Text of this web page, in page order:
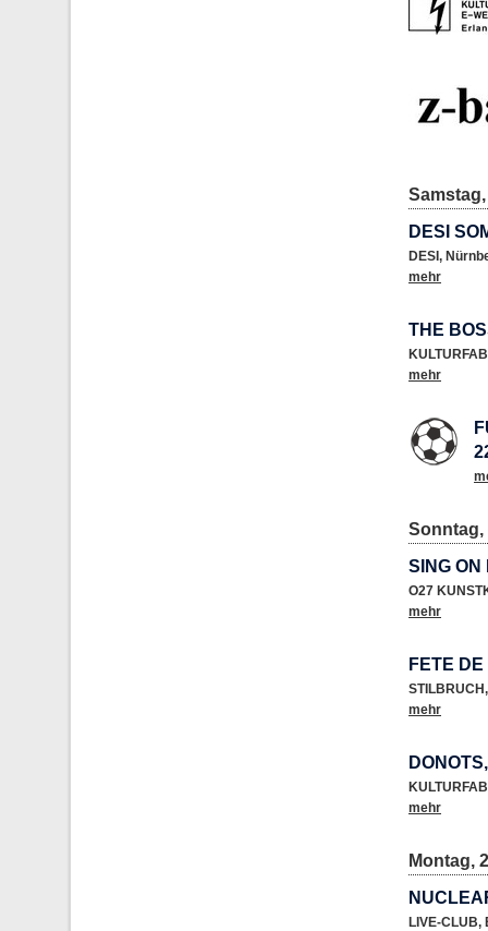
DESI
DESI ,
mehr
THE
mehr
Sonntag,
SING
O27
mehr
FETE
STILBRUCH,
mehr
mehr
Montag,
LIVE-CLUB,